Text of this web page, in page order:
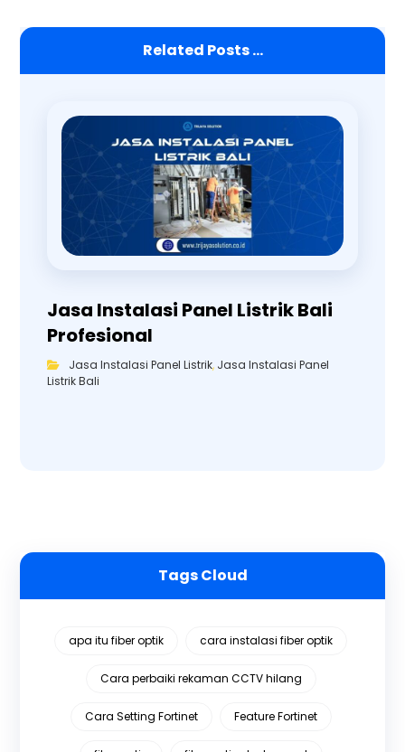
Related Posts ...
Jasa Instalasi Panel Listrik Bali
Profesional
Jasa Instalasi Panel Listrik, Jasa Instalasi Panel
Listrik Bali
Tags Cloud
apa itu fiber optik cara instalasi fiber optik
Cara perbaiki rekaman CCTV hilang
Cara Setting Fortinet Feature Fortinet